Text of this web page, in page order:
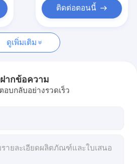
ขวัญ
ก
ดาษ
ติดต่อตอนนี้
ดูเพิ่มเติม
ฝากข้อความ
อบกลับอย่างรวดเร็ว